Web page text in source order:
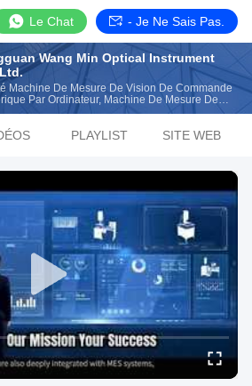
Le Chat - Je Ne Sais Pas.
Wang Min Optical Instrument
Machine De Mesure De Vision De Commande
Par Ordinateur, Machine De Mesure De
2D Fabricant De Chine
PLAYLIST SITE WEB